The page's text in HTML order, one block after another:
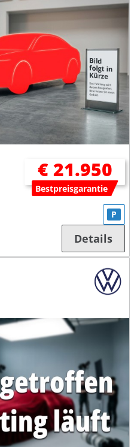
€ 21.950
Bestpreisgarantie
P
Details